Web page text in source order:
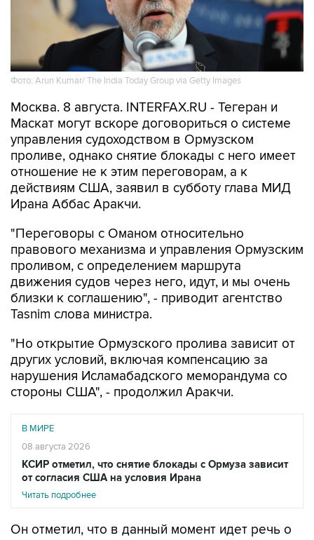
Фото: Arun Kumar/ The India Today Group via Getty Images
Москва. 8 августа. INTERFAX.RU - Тегеран и
Маскат могут вскоре договориться о системе
управления судоходством в Ормузском
проливе, однако снятие блокады с него имеет
отношение не к этим переговорам, а к
действиям США, заявил в субботу глава МИД
Ирана Аббас Аракчи.
"Переговоры с Оманом относительно
правового механизма и управления Ормузским
проливом, с определением маршрута
движения судов через него, идут, и мы очень
близки к соглашению", - приводит агентство
Tasnim слова министра.
"Но открытие Ормузского пролива зависит от
других условий, включая компенсацию за
нарушения Исламабадского меморандума со
стороны США", - продолжил Аракчи.
В МИРЕ
08 августа 2026
КСИР отметил, что снятие блокады с Ормуза зависит
от согласия США на условия Ирана
Читать подробнее
Он отметил, что в данный момент идет речь о